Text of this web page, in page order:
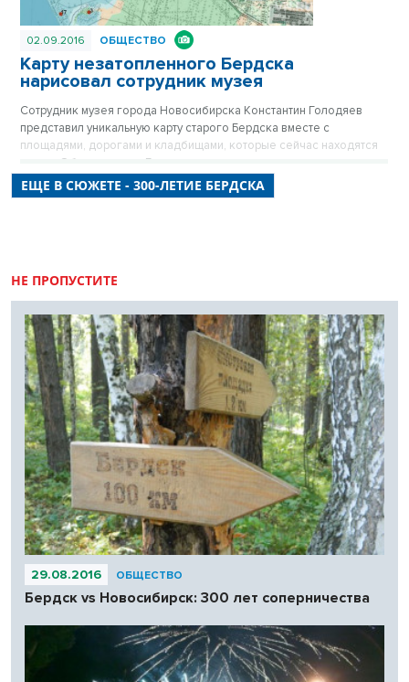
02.09.2016 ОБЩЕСТВО
Карту незатопленного Бердска
нарисовал сотрудник музея
Сотрудник музея города Новосибирска Константин Голодяев
представил уникальную карту старого Бердска вместе с
площадями, дорогами и кладбищами, которые сейчас находятся
на дне Обского моря. Глядя на нее, можно на мгновенье
перенестись в прошлое и ужаснуться масштабу произошедших
событий.
ЕЩЕ В СЮЖЕТЕ - 300-ЛЕТИЕ БЕРДСКА
НЕ ПРОПУСТИТЕ
29.08.2016 ОБЩЕСТВО
Бердск vs Новосибирск: 300 лет соперничества